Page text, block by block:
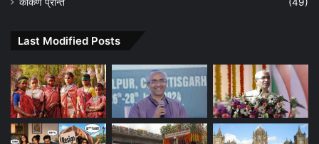
Last Modified Posts